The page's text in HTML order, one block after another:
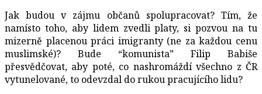
Jak budou v zájmu občanů spolupracovat? Tím, že
namísto toho, aby lidem zvedli platy, si pozvou na tu
mizerně placenou práci imigranty (ne za každou cenu
muslimské)? Bude “komunista” Filip Babiše
přesvědčovat, aby poté, co nashromáždí všechno z ČR
vytunelované, to odevzdal do rukou pracujícího lidu?